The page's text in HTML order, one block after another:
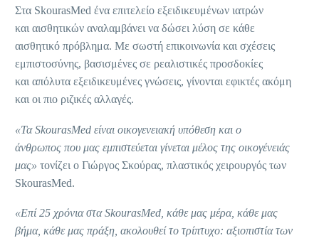
Στα SkourasMed ένα επιτελείο εξειδικευμένων ιατρών
και αισθητικών αναλαμβάνει να δώσει λύση σε κάθε
αισθητικό πρόβλημα. Με σωστή επικοινωνία και σχέσεις
εμπιστοσύνης, βασισμένες σε ρεαλιστικές προσδοκίες
και απόλυτα εξειδικευμένες γνώσεις, γίνονται εφικτές ακόμη
και οι πιο ριζικές αλλαγές.
«Τα SkourasMed είναι οικογενειακή υπόθεση και ο
άνθρωπος που μας εμπιστεύεται γίνεται μέλος της οικογένειάς
μας» τονίζει ο Γιώργος Σκούρας, πλαστικός χειρουργός των
SkourasMed.
«Επί 25 χρόνια στα SkourasMed, κάθε μας μέρα, κάθε μας
βήμα, κάθε μας πράξη, ακολουθεί το τρίπτυχο: αξιοπιστία των